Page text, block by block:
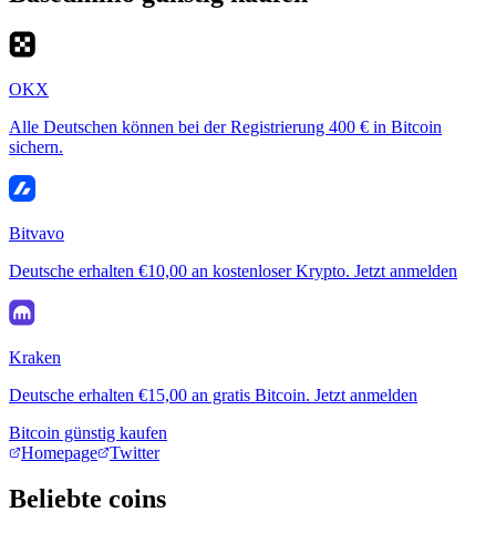
OKX
Alle Deutschen können bei der Registrierung 400 € in Bitcoin
sichern.
Bitvavo
Deutsche erhalten €10,00 an kostenloser Krypto. Jetzt anmelden
Kraken
Deutsche erhalten €15,00 an gratis Bitcoin. Jetzt anmelden
Bitcoin günstig kaufen
Homepage
Twitter
Beliebte coins